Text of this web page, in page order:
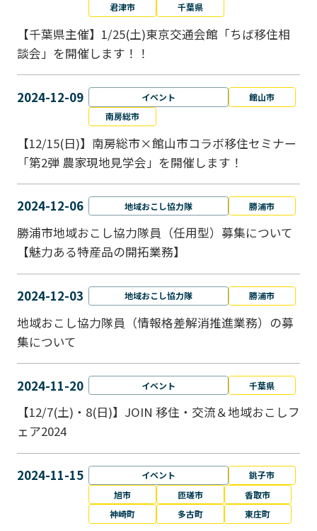
君津市
千葉県
【千葉県主催】1/25(土)東京交通会館「ちば移住相
談会」を開催します！！
2024-12-09 イベント
館山市
南房総市
【12/15(日)】南房総市×館山市コラボ移住セミナー
「第2弾 農家現地見学会」を開催します！
2024-12-06 地域おこし協力隊 勝浦市
勝浦市地域おこし協力隊員（任用型）募集について
【魅力ある特産品の開拓業務】
2024-12-03 地域おこし協力隊 勝浦市
地域おこし協力隊員（情報格差解消推進業務）の募
集について
2024-11-20 イベント 千葉県
【12/7(土)・8(日)】JOIN 移住・交流＆地域おこしフ
ェア2024
2024-11-15 イベント
銚子市
旭市
匝瑳市
香取市
神崎町
多古町 東庄町